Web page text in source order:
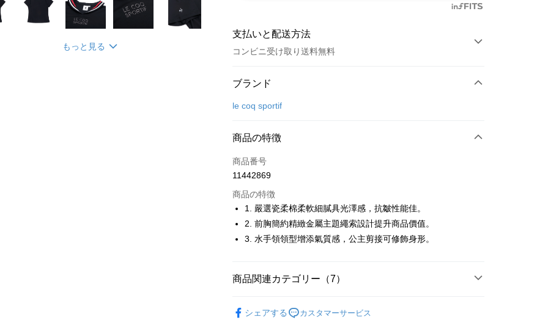
もっと見る
支払いと配送方法
コンビニ受け取り送料無料
お支払い方法
クレジットカード1回払い
Apple Pay
JKOPAY
OP Pay Later
1. 本サービスは台湾大哥大によって提供され、台湾大哥大のユーザーは
動的に OP Pay Later の取引プロセスに移行し、携帯番号を確認後、分割
払いの回数や支払い期限を選択し、支払いを確認すると取引が完了しま
AFTEE代金後払い
1.お支払い方法でAFTEE代金後払いを選択すると、携帯電話認証ウィン
ATM払い
ブランド
le coq sportif
商品の特徴
商品番号
11442869
商品の特徴
1. 嚴選瓷柔棉柔軟細膩具光澤感，抗皺性能佳。
2. 前胸簡約精緻金屬主題繩索設計提升商品價值。
3. 水手領領型增添氣質感，公主剪接可修飾身形。
商品関連カテゴリー（7）
シェアする カスタマーサービス